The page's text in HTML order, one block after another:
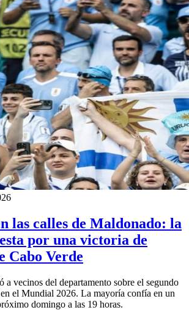
las calles de Maldonado: la
por una victoria de
Cabo Verde
vecinos del departamento sobre el segundo
el Mundial 2026. La mayoría confía en un
domingo a las 19 horas.